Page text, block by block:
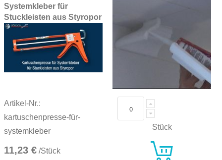
Systemkleber für
Stuckleisten aus Styropor
Artikel-Nr.:
kartuschenpresse-für-
systemkleber
11,23 € /Stück
Stück